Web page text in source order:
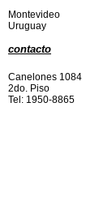
Montevideo
Uruguay
contacto
Canelones 1084
2do. Piso
Tel: 1950-8865